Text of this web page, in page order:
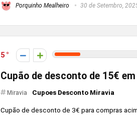
Porquinho Mealheiro 30 de Setembro,
5
Cupão de desconto de 15€
Miravia Cupoes Desconto Miravia
Cupão de desconto de 3€ para compras